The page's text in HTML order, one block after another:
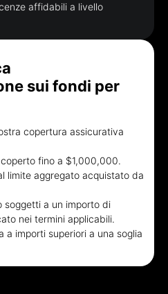
affidabili a livello
sui fondi per
copertura assicurativa
fino a $1,000,000.
limite aggregato acquistato da
soggetti a un importo di
nei termini applicabili.
a importi superiori a una soglia